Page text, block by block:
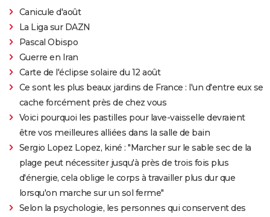
Canicule d'août
La Liga sur DAZN
Pascal Obispo
Guerre en Iran
Carte de l'éclipse solaire du 12 août
Ce sont les plus beaux jardins de France : l'un d'entre eux se
cache forcément près de chez vous
Voici pourquoi les pastilles pour lave-vaisselle devraient
être vos meilleures alliées dans la salle de bain
Sergio Lopez Lopez, kiné : "Marcher sur le sable sec de la
plage peut nécessiter jusqu'à près de trois fois plus
d'énergie, cela oblige le corps à travailler plus dur que
lorsqu'on marche sur un sol ferme"
Selon la psychologie, les personnes qui conservent des